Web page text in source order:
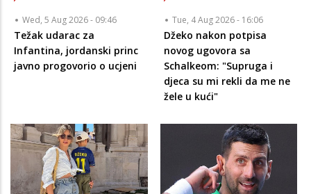
Wed, 5 Aug 2026 - 09:46
Težak udarac za
Infantina, jordanski princ
javno progovorio o ucjeni
Tue, 4 Aug 2026 - 16:06
Džeko nakon potpisa
novog ugovora sa
Schalkeom: "Supruga i
djeca su mi rekli da me ne
žele u kući"